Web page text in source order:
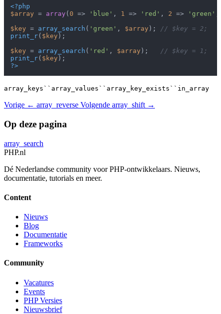
<?php
$array = array ( 0 => 'blue' , 1 => 'red' , 2 => 'green'
$key = array_search ( 'green' , $array ); // $key = 2;
print_r( $key );
$key = array_search ( 'red' , $array ); // $key = 1;
print_r( $key
?>
array_keys``array_values``array_key_exists``in_array
Vorige ← array_reverse Volgende array_shift →
Op deze pagina
array_search
PHP.nl
Dé Nederlandse community voor PHP-ontwikkelaars. Nieuws,
documentatie, tutorials en meer.
Content
Nieuws
Blog
Documentatie
Frameworks
Community
Vacatures
Events
PHP Versies
Nieuwsbrief